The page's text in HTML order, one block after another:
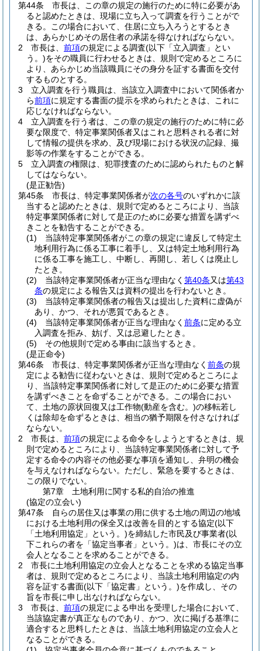
第44条
市長は、この章の規定の施行のために特に必要があ
ると認めたときは、現場に立ち入って調査を行うことがで
きる。
この場合において、住居に立ち入ろうとするとき
は、あらかじめその居住者の承諾を得なければならない。
2
市長は、 前項の規定による調査(以下「立入調査」とい
う。)をその職員に行わせるときは、規則で定めるところに
より、あらかじめ当該職員にその身分を証する書面を交付
するものとする。
3
立入調査を行う職員は、当該立入調査中において関係者か
ら前項に規定する書面の提示を求められたときは、これに
応じなければならない。
4
立入調査を行う者は、この章の規定の施行のために特に必
要な限度で、特定事業関係者又はこれと思料される者に対
して情報の提供を求め、及び現場における状況の記録、撮
影等の作業をすることができる。
5
立入調査の権限は、犯罪捜査のために認められたものと解
してはならない。
(是正勧告)
第45条
市長は、特定事業関係者が次の各号のいずれかに該
当すると認めたときは、規則で定めるところにより、当該
特定事業関係者に対して是正のために必要な措置を講ずべ
きことを勧告することができる。
(1)
当該特定事業関係者がこの章の規定に違反して特定土
地利用行為に係る工事に着手し、又は特定土地利用行為
に係る工事を施工し、中断し、再開し、若しくは廃止し
たとき。
(2)
当該特定事業関係者が正当な理由なく 第40条又は第43
条の規定による報告又は資料の提出を行わないとき。
(3)
当該特定事業関係者の報告又は提出した資料に虚偽が
あり、かつ、それが悪質であるとき。
(4)
当該特定事業関係者が正当な理由なく 前条に定める立
入調査を拒み、妨げ、又は忌避したとき。
(5)
その他規則で定める事由に該当するとき。
(是正命令)
第46条
市長は、特定事業関係者が正当な理由なく 前条の規
定による勧告に従わないときは、規則で定めるところによ
り、当該特定事業関係者に対して是正のために必要な措置
を講ずべきことを命ずることができる。
この場合におい
て、土地の原状回復又は工作物(動産を含む。)の移転若し
くは除却を命ずるときは、相当の猶予期限を付さなければ
ならない。
2
市長は、 前項の規定による命令をしようとするときは、規
則で定めるところにより、当該特定事業関係者に対して予
定する命令の内容その他必要な事項を通知し、弁明の機会
を与えなければならない。 ただし、緊急を要するときは、
この限りでない。
第7章
土地利用に関する私的自治の推進
(協定の立会い)
第47条
自らの居住又は事業の用に供する土地の周辺の地域
における土地利用の保全又は改善を目的とする協定(以下
「土地利用協定」という。)を締結した市民及び事業者(以
下これらの者を「協定当事者」という。)は、市長にその立
会人となることを求めることができる。
2
市長に土地利用協定の立会人となることを求める協定当事
者は、規則で定めるところにより、当該土地利用協定の内
容を証する書面(以下「協定書」という。)を作成し、その
旨を市長に申し出なければならない。
3
市長は、 前項の規定による申出を受理した場合において、
当該協定書が真正なものであり、かつ、次に掲げる基準に
適合すると思料したときは、当該土地利用協定の立会人と
なることができる。